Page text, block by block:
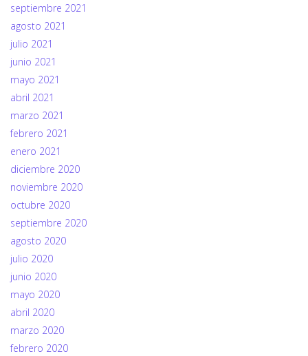
septiembre 2021
agosto 2021
julio 2021
junio 2021
mayo 2021
abril 2021
marzo 2021
febrero 2021
enero 2021
diciembre 2020
noviembre 2020
octubre 2020
septiembre 2020
agosto 2020
julio 2020
junio 2020
mayo 2020
abril 2020
marzo 2020
febrero 2020